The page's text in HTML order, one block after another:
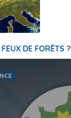
DE FORÊTS ?